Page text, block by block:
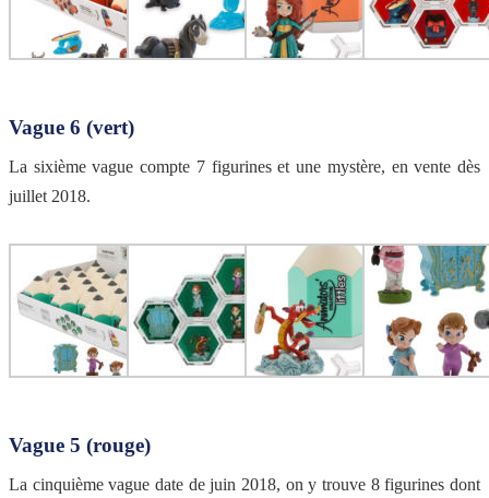
Vague 6 (vert)
La sixième vague compte 7 figurines et une mystère, en vente dès
juillet 2018.
Vague 5 (rouge)
La cinquième vague date de juin 2018, on y trouve 8 figurines dont